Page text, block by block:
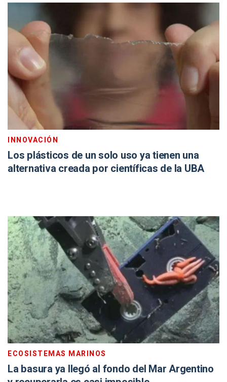
INNOVACIÓN
Los plásticos de un solo uso ya tienen una
alternativa creada por científicas de la UBA
ECOSISTEMAS MARINOS
La basura ya llegó al fondo del Mar Argentino